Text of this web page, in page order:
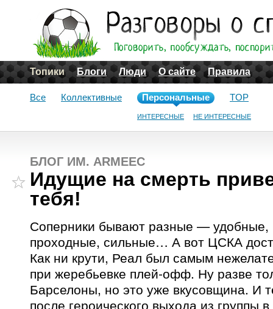
Топики Блоги Люди О сайте Правила
Все Коллективные Персональные
ИНТЕРЕСНЫЕ НЕ ИНТЕРЕСНЫЕ
TOP
БЛОГ ИМ. ARMEEC
Идущие на смерть
тебя!
Соперники бывают разные — удобные,
проходные, сильные… А вот ЦСКА
Как ни крути, Реал был самым
при жеребьевке плей-офф. Ну разве
Барселоны, но это уже вкусовщина. И
после героического выхода из группы в